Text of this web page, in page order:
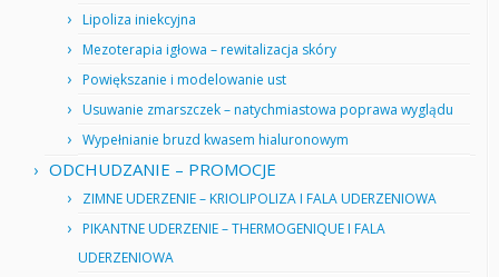
Lipoliza iniekcyjna
Mezoterapia igłowa – rewitalizacja skóry
Powiększanie i modelowanie ust
Usuwanie zmarszczek – natychmiastowa poprawa wyglądu
Wypełnianie bruzd kwasem hialuronowym
ODCHUDZANIE – PROMOCJE
ZIMNE UDERZENIE – KRIOLIPOLIZA I FALA UDERZENIOWA
PIKANTNE UDERZENIE – THERMOGENIQUE I FALA
UDERZENIOWA